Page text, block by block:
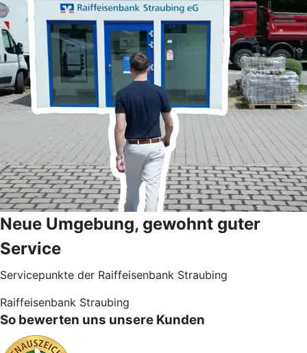
Neue Umgebung, gewohnt guter
Service
Servicepunkte der Raiffeisenbank Straubing
Raiffeisenbank Straubing
So bewerten uns unsere Kunden